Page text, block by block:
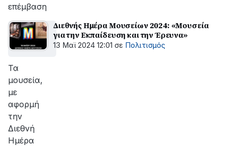
επέμβαση
Διεθνής Ημέρα Μουσείων 2024: «Μουσεία
για την Εκπαίδευση και την Έρευνα»
13 Μαϊ 2024 12:01 σε Πολιτισμός
Τα
μουσεία,
με
αφορμή
την
Διεθνή
Ημέρα